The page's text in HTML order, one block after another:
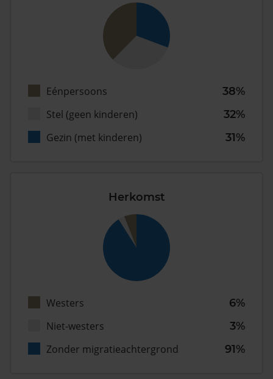
Eénpersoons
38%
Stel (geen kinderen)
32%
Gezin (met kinderen)
31%
Herkomst
Westers
6%
Niet-westers
3%
Zonder migratieachtergrond
91%